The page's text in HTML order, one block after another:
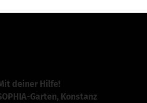
deiner Hilfe!
Garten, Konstanz